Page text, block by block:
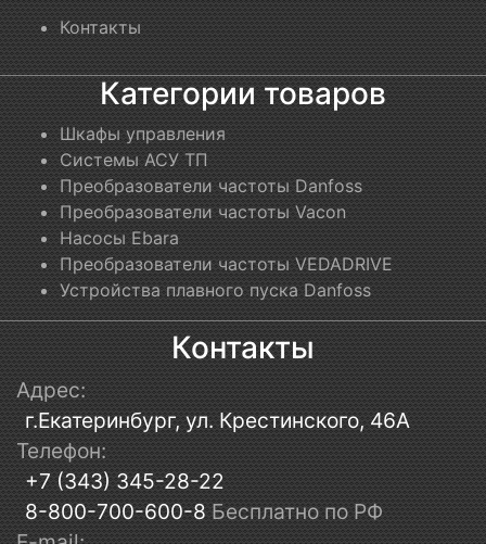
Контакты
Категории товаров
Шкафы управления
Системы АСУ ТП
Преобразователи частоты Danfoss
Преобразователи частоты Vacon
Насосы Ebara
Преобразователи частоты VEDADRIVE
Устройства плавного пуска Danfoss
Контакты
Адрес:
г.Екатеринбург, ул. Крестинского, 46А
Телефон:
+7 (343) 345-28-22
8-800-700-600-8 Бесплатно по РФ